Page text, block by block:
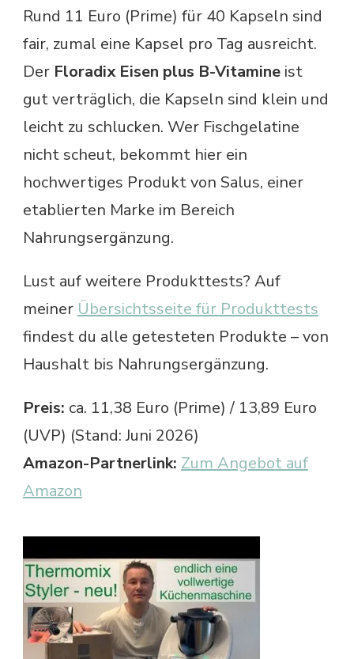
Rund 11 Euro (Prime) für 40 Kapseln sind
fair, zumal eine Kapsel pro Tag ausreicht.
Der Floradix Eisen plus B-Vitamine ist
gut verträglich, die Kapseln sind klein und
leicht zu schlucken. Wer Fischgelatine
nicht scheut, bekommt hier ein
hochwertiges Produkt von Salus, einer
etablierten Marke im Bereich
Nahrungsergänzung.
Lust auf weitere Produkttests? Auf
meiner Übersichtsseite für Produkttests
findest du alle getesteten Produkte – von
Haushalt bis Nahrungsergänzung.
Preis: ca. 11,38 Euro (Prime) / 13,89 Euro
(UVP) (Stand: Juni 2026)
Amazon-Partnerlink: Zum Angebot auf
Amazon